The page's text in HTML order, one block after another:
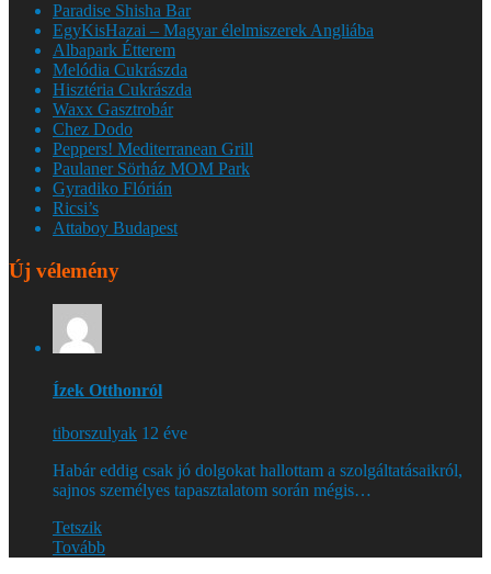
Paradise Shisha Bar
EgyKisHazai – Magyar élelmiszerek Angliába
Albapark Étterem
Melódia Cukrászda
Hisztéria Cukrászda
Waxx Gasztrobár
Chez Dodo
Peppers! Mediterranean Grill
Paulaner Sörház MOM Park
Gyradiko Flórián
Ricsi’s
Attaboy Budapest
Új vélemény
Ízek Otthonról
tiborszulyak 12 éve
Habár eddig csak jó dolgokat hallottam a szolgáltatásaikról,
sajnos személyes tapasztalatom során mégis…
Tetszik
Tovább